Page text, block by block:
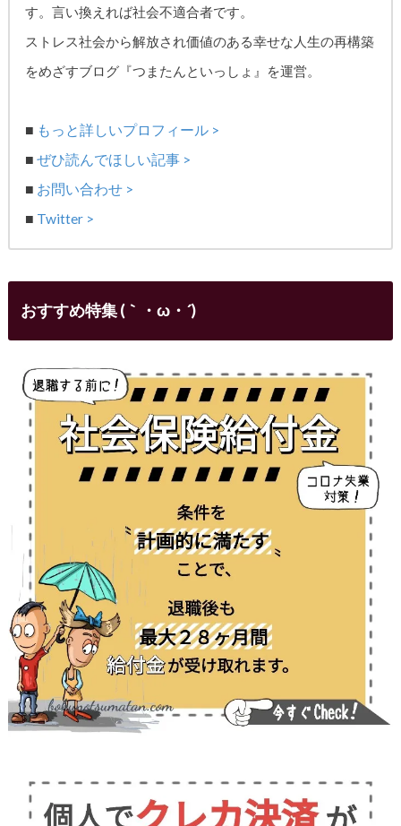
す。言い換えれば社会不適合者です。
ストレス社会から解放され価値のある幸せな人生の再構築
をめざすブログ『つまたんといっしょ』を運営。
■ もっと詳しいプロフィール >
■ぜひ読んでほしい記事 >
■ お問い合わせ >
■ Twitter >
おすすめ特集 (｀・ω・´)ゞ